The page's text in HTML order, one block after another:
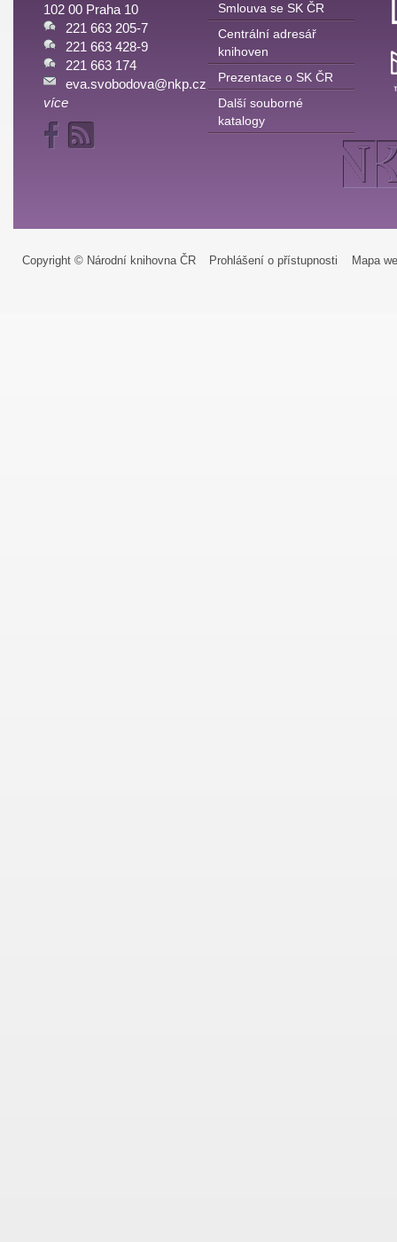
102 00 Praha 10
221 663 205-7
221 663 428-9
221 663 174
eva.svobodova@nkp.cz
více
Smlouva se SK ČR
Centrální adresář
knihoven
Prezentace o SK ČR
Další souborné
katalogy
Copyright © Národní knihovna ČR Prohlášení o přístupnosti Mapa